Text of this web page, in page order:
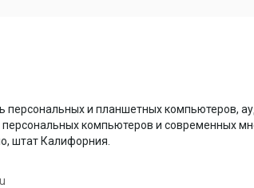
персональных и планшетных компьютеров,
компьютеров и современных
штат Калифорния.